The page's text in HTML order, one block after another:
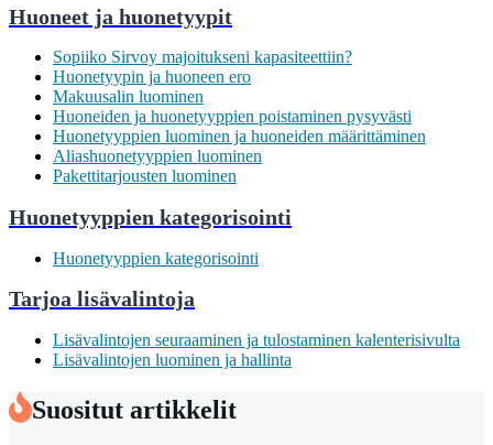
Huoneet ja huonetyypit
Sopiiko Sirvoy majoitukseni kapasiteettiin?
Huonetyypin ja huoneen ero
Makuusalin luominen
Huoneiden ja huonetyyppien poistaminen pysyvästi
Huonetyyppien luominen ja huoneiden määrittäminen
Aliashuonetyyppien luominen
Pakettitarjousten luominen
Huonetyyppien kategorisointi
Huonetyyppien kategorisointi
Tarjoa lisävalintoja
Lisävalintojen seuraaminen ja tulostaminen kalenterisivulta
Lisävalintojen luominen ja hallinta
Suositut artikkelit